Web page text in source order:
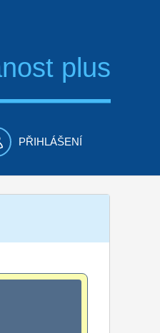
plus
PŘIHLÁŠENÍ